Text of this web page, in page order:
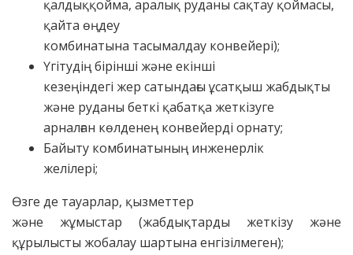
қалдыққойма, аралық руданы сақтау қоймасы,
қайта өңдеу
комбинатына тасымалдау конвейері);
Үгітудің бірінші және екінші
кезеңіндегі жер сатындағы ұсатқыш жабдықты
және руданы беткі қабатқа жеткізуге
арналған көлденең конвейерді орнату;
Байыту комбинатының инженерлік
желілері;
Өзге де тауарлар, қызметтер
және жұмыстар (жабдықтарды жеткізу және
құрылысты жобалау шартына енгізілмеген);